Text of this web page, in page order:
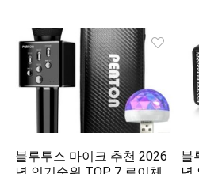
블루투스 마이크 추천 2026
블